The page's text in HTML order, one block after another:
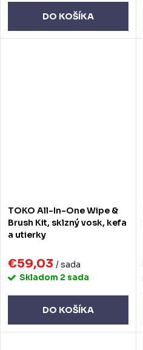
DO KOŠÍKA
TOKO All-In-One Wipe &
Brush Kit, sklzný vosk, kefa
a utierky
€59,03 / sada
Skladom 2 sada
DO KOŠÍKA